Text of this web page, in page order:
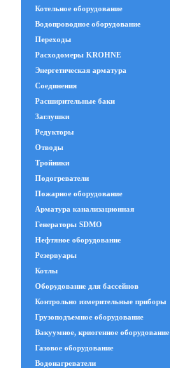
Котельное оборудование
Водопроводное оборудование
Переходы
Расходомеры KROHNE
Энергетическая арматура
Соединения
Расширительные баки
Заглушки
Редукторы
Отводы
Тройники
Подогреватели
Пожарное оборудование
Арматура канализационная
Генераторы SDMO
Нефтяное оборудование
Резервуары
Котлы
Оборудование для бассейнов
Контрольно измерительные приборы
Грузоподъемное оборудование
Вакуумное, криогенное оборудование
Газовое оборудование
Водонагреватели